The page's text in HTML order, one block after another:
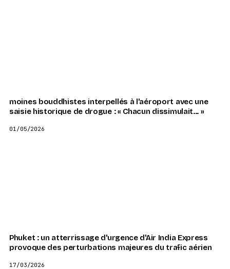
moines bouddhistes interpellés à l'aéroport avec une
saisie historique de drogue : « Chacun dissimulait... »
01/05/2026
Phuket : un atterrissage d'urgence d'Air India Express
provoque des perturbations majeures du trafic aérien
17/03/2026